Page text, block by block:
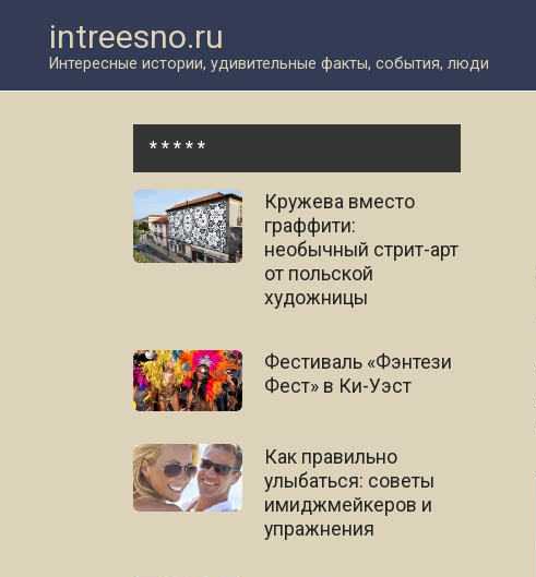
контенту
intreesno.ru
Интересные истории, удивительные факты, события, люди
* * * * *
Кружева вместо
граффити:
необычный стрит-арт
от польской
художницы
Фестиваль «Фэнтези
Фест» в Ки-Уэст
Как правильно
улыбаться: советы
имиджмейкеров и
упражнения